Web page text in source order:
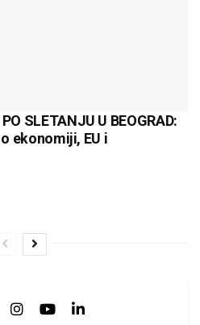
SLETANJU U BEOGRAD:
ekonomiji, EU i